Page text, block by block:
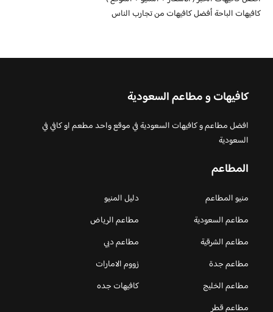
كافيهات الباحة أفضل كافيهات من تجارب الناس
كافيهات و مطاعم السعودية
افضل مطاعم و كافيهات السعودية في موقع واحد مطعم او كافي في
السعودية
المطاعم
منيو المطاعم
دليل المنيو
مطاعم السعودية
مطاعم الرياض
مطاعم الشرقية
مطاعم دبي
مطاعم جدة
زووم الامارات
مطاعم الخليج
كافيهات جده
مطاعم قطر